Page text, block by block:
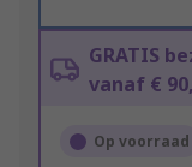
GRATIS
vanaf €
Op voorraad